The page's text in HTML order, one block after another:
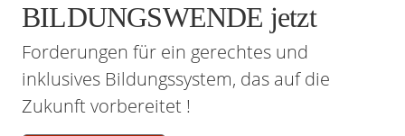
BILDUNGSWENDE jetzt
Forderungen für ein gerechtes und
inklusives Bildungssystem, das auf die
Zukunft vorbereitet !